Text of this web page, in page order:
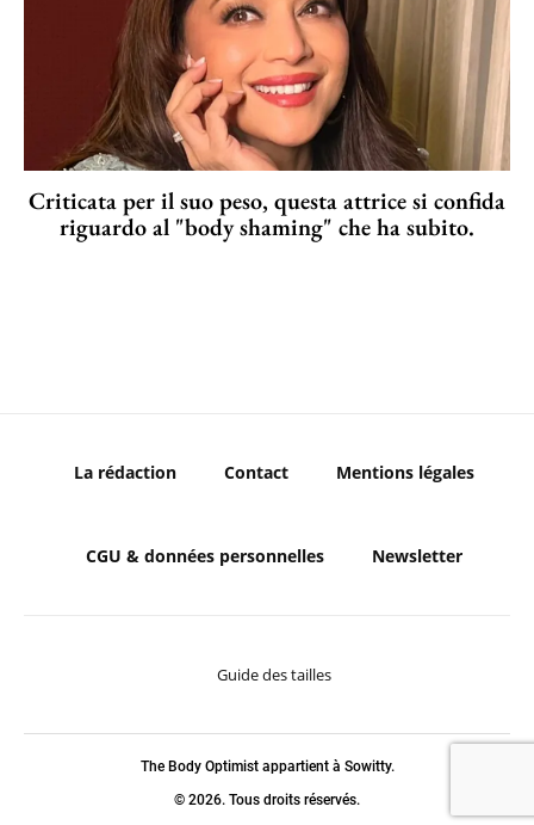
Criticata per il suo peso, questa attrice si confida
riguardo al "body shaming" che ha subito.
La rédaction Contact Mentions légales
CGU & données personnelles Newsletter
Guide des tailles
The Body Optimist appartient à Sowitty.
© 2026. Tous droits réservés.